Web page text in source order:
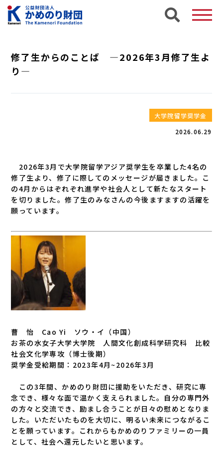
修了生からのことば ―2026年3月修了生よ
り―
大学院留学奨学金
2026.06.29
2026年3月で大学院留学アジア奨学生を卒業した4名の
修了生より、修了に際してのメッセージが届きました。こ
の4月からはぞれぞれ進学や社会人として新たなスタート
を切りました。修了生のみなさんの今後ますますの活躍を
願っています。
曹 怡 Cao Yi ソウ・イ（中国）
お茶の水女子大学大学院 人間文化創成科学研究科 比較
社会文化学専攻（博士後期）
奨学金受給期間：2023年4月~2026年3月
この3年間、かめのり財団に援助をいただき、研究に専
念でき、様々な面で温かく支えられました。自分の専門外
の方々と交流でき、励まし合うことが日々の慰めとなりま
した。いただいたものを大切に、明るい未来につながるこ
とを願っています。これからもかめのりファミリーの一員
として、社会へ還元したいと思います。